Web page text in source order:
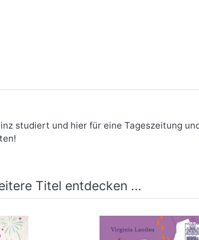
studiert und hier für eine Tageszeitung
Titel entdecken ...
Zu Fuß durch